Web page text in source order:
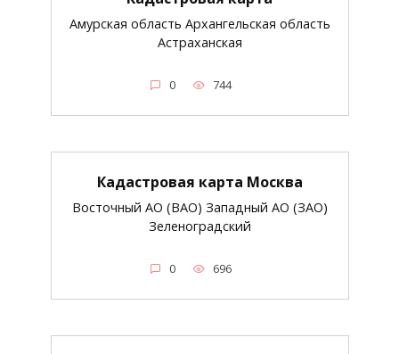
Амурская область Архангельская область
Астраханская
0 744
Кадастровая карта Москва
Восточный АО (ВАО) Западный АО (ЗАО)
Зеленоградский
0 696